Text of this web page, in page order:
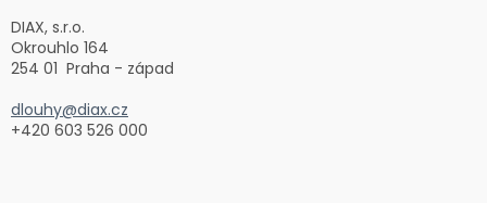
DIAX, s.r.o.
Okrouhlo 164
254 01 Praha - západ
dlouhy@diax.cz
+420 603 526 000